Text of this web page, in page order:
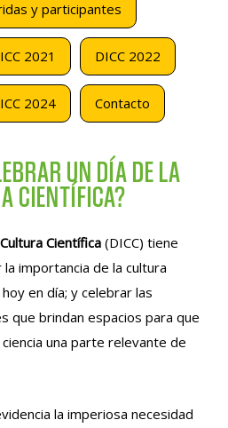
y participantes
2021 DICC 2022
2024 Contacto
UN DÍA DE LA
CIENTÍFICA?
Científica (DICC) tiene
importancia de la cultura
en día; y celebrar las
que brindan espacios para que
una parte relevante de
la imperiosa necesidad